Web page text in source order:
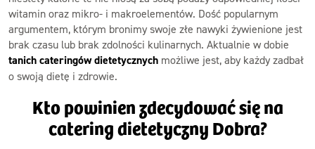
witamin oraz mikro- i makroelementów. Dość popularnym
argumentem, którym bronimy swoje złe nawyki żywienione jest
brak czasu lub brak zdolności kulinarnych. Aktualnie w dobie
tanich cateringów dietetycznych możliwe jest, aby każdy zadbał
o swoją dietę i zdrowie.
Kto powinien zdecydować się na
catering dietetyczny Dobra?